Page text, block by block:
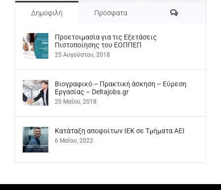
Δημοφιλή Πρόσφατα Σχόλια
Προετοιμασία για τις Εξετάσεις
Πιστοποίησης του ΕΟΠΠΕΠ
25 Αυγούστου, 2018
Βιογραφικό – Πρακτική άσκηση – Εύρεση
Εργασίας – Deltajobs.gr
20 Μαΐου, 2018
Kατάταξη αποφοίτων ΙΕΚ σε Τμήματα ΑΕΙ
6 Μαΐου, 2022